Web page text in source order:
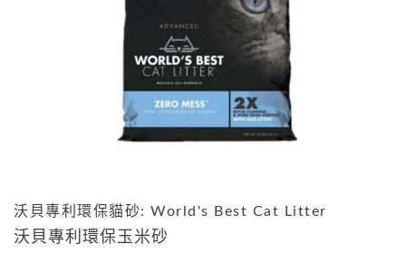
沃貝專利環保貓砂: World's Best Cat Litter
沃貝專利環保玉米砂